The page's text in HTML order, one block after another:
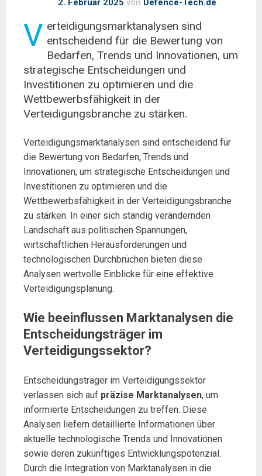
2. Februar 2025 von Defence-Tech.de
V erteidigungsmarktanalysen sind
entscheidend für die Bewertung von
Bedarfen, Trends und Innovationen, um
strategische Entscheidungen und
Investitionen zu optimieren und die
Wettbewerbsfähigkeit in der
Verteidigungsbranche zu stärken.
Verteidigungsmarktanalysen sind entscheidend für
die Bewertung von Bedarfen, Trends und
Innovationen, um strategische Entscheidungen und
Investitionen zu optimieren und die
Wettbewerbsfähigkeit in der Verteidigungsbranche
zu stärken. In einer sich ständig verändernden
Landschaft aus politischen Spannungen,
wirtschaftlichen Herausforderungen und
technologischen Durchbrüchen bieten diese
Analysen wertvolle Einblicke für eine effektive
Verteidigungsplanung.
Wie beeinflussen Marktanalysen die
Entscheidungsträger im
Verteidigungssektor?
Entscheidungsträger im Verteidigungssektor
verlassen sich auf präzise Marktanalysen, um
informierte Entscheidungen zu treffen. Diese
Analysen liefern detaillierte Informationen über
aktuelle technologische Trends und Innovationen
sowie deren zukünftiges Entwicklungspotenzial.
Durch die Integration von Marktanalysen in die